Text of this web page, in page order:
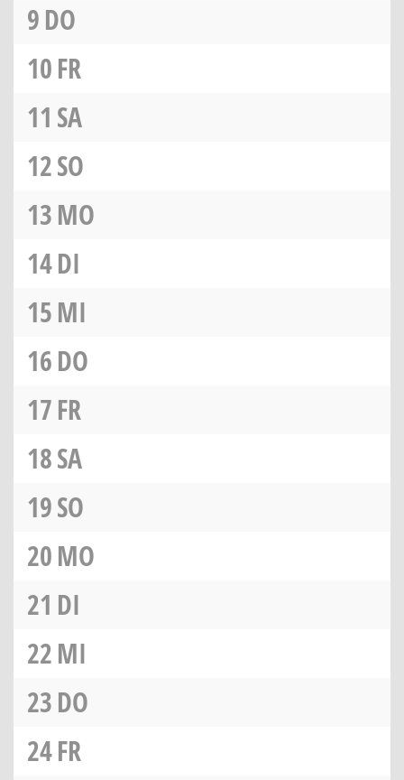
9DO
10FR
11 SA
12SO
13MO
14DI
15MI
16DO
17FR
18SA
19SO
20MO
21 DI
22MI
23DO
24FR